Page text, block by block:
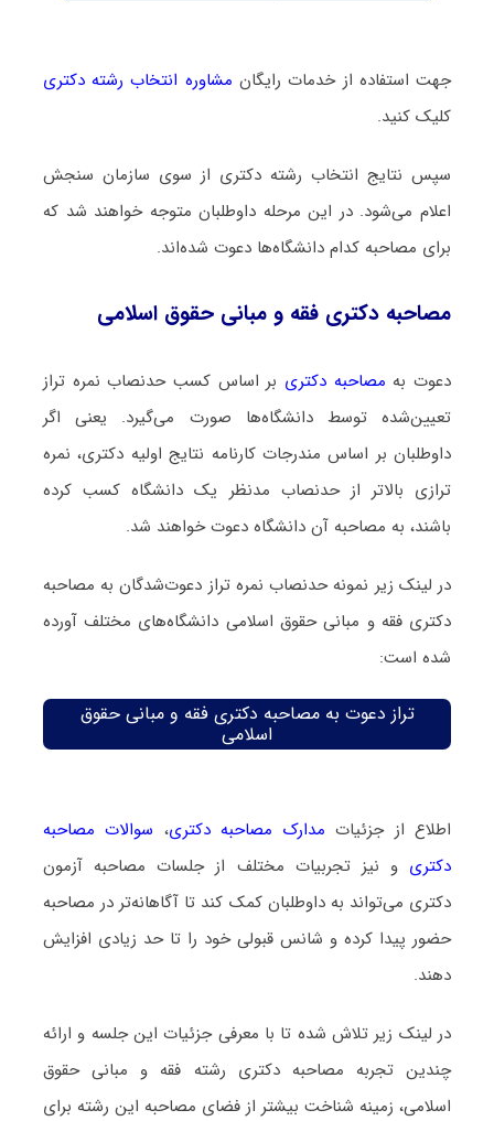
جهت استفاده از خدمات رایگان مشاوره انتخاب رشته دکتری
کلیک کنید.
سپس نتایج انتخاب رشته دکتری از سوی سازمان سنجش
اعلام می‌شود. در این مرحله داوطلبان متوجه خواهند شد که
برای مصاحبه کدام دانشگاه‌ها دعوت شده‌اند.
مصاحبه دکتری فقه و مبانی حقوق اسلامی
دعوت به مصاحبه دکتری بر اساس کسب حدنصاب نمره تراز
تعیین‌شده توسط دانشگاه‌ها صورت می‌گیرد. یعنی اگر
داوطلبان بر اساس مندرجات کارنامه نتایج اولیه دکتری، نمره
ترازی بالاتر از حدنصاب مدنظر یک دانشگاه کسب کرده
باشند، به مصاحبه آن دانشگاه دعوت خواهند شد.
در لینک زیر نمونه حدنصاب نمره تراز دعوت‌شدگان به مصاحبه
دکتری فقه و مبانی حقوق اسلامی دانشگاه‌های مختلف آورده
شده است:
تراز دعوت به مصاحبه دکتری فقه و مبانی حقوق
اسلامی
اطلاع از جزئیات مدارک مصاحبه دکتری، سوالات مصاحبه
دکتری و نیز تجربیات مختلف از جلسات مصاحبه آزمون
دکتری می‌تواند به داوطلبان کمک کند تا آگاهانه‌تر در مصاحبه
حضور پیدا کرده و شانس قبولی خود را تا حد زیادی افزایش
دهند.
در لینک زیر تلاش شده تا با معرفی جزئیات این جلسه و ارائه
چندین تجربه مصاحبه دکتری رشته فقه و مبانی حقوق
اسلامی، زمینه شناخت بیشتر از فضای مصاحبه این رشته برای